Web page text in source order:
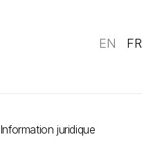
EN FR
Information juridique